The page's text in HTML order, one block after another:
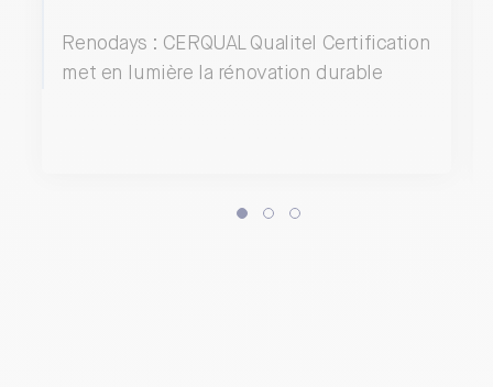
Renodays : CERQUAL Qualitel Certification
met en lumière la rénovation durable